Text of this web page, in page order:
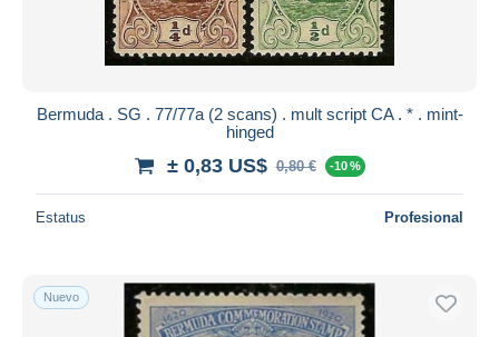
Bermuda . SG . 77/77a (2 scans) . mult script CA . * . mint-
hinged
± 0,83 US$ 0,80 € -10 %
Estatus Profesional
Nuevo